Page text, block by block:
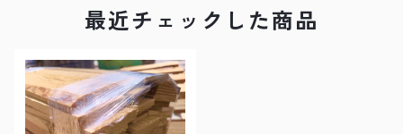
最近チェックした商品